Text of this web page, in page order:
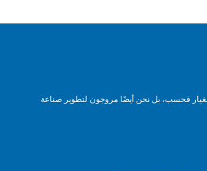
فحسب، بل نحن أيضًا مروجون لتطوير صناعة